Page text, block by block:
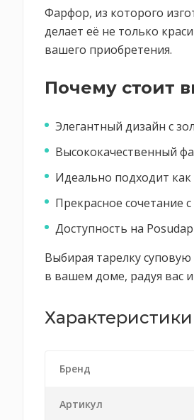
Фарфор, из которого
делает её не только
вашего приобретения.
Почему стоит
Элегантный дизайн с
Высококачественный
Идеально подходит
Прекрасное сочетание
Доступность на
Выбирая тарелку
в вашем доме, радуя вас
Характеристики
Бренд
Артикул